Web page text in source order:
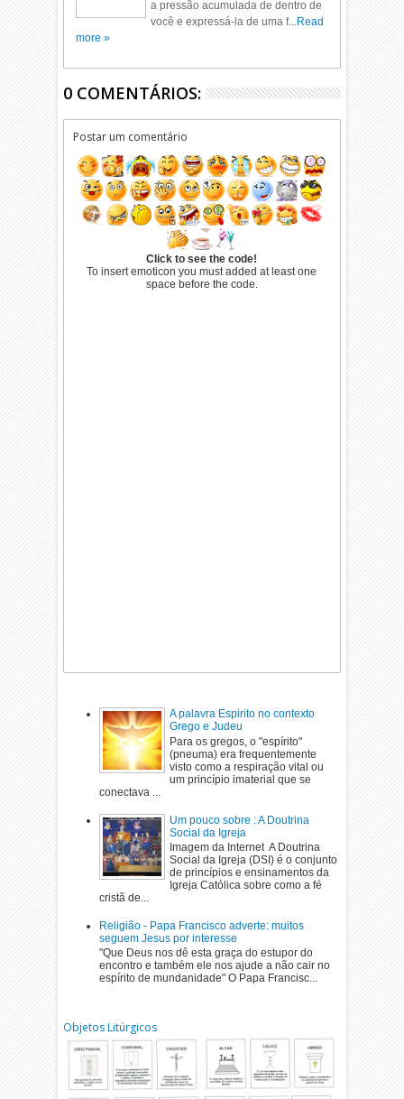
a pressão acumulada de dentro de
você e expressá-la de uma f...Read
more »
0 COMENTÁRIOS:
Postar um comentário
Click to see the code!
To insert emoticon you must added at least one
space before the code.
A palavra Espirito no contexto
Grego e Judeu
Para os gregos, o "espírito"
(pneuma) era frequentemente
visto como a respiração vital ou
um princípio imaterial que se
conectava ...
Um pouco sobre : A Doutrina
Social da Igreja
Imagem da Internet A Doutrina
Social da Igreja (DSI) é o conjunto
de princípios e ensinamentos da
Igreja Católica sobre como a fé
cristã de...
Religião - Papa Francisco adverte: muitos
seguem Jesus por interesse
"Que Deus nos dê esta graça do estupor do
encontro e também ele nos ajude a não cair no
espírito de mundanidade" O Papa Francisc...
Objetos Litúrgicos